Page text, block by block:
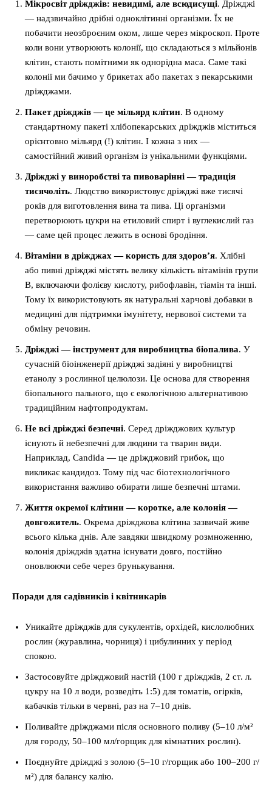
Мікросвіт дріжджів: невидимі, але всюдисущі. Дріжджі
— надзвичайно дрібні одноклітинні організми. Їх не
побачити неозброєним оком, лише через мікроскоп. Проте
коли вони утворюють колонії, що складаються з мільйонів
клітин, стають помітними як однорідна маса. Саме такі
колонії ми бачимо у брикетах або пакетах з пекарськими
дріжджами.
Пакет дріжджів — це мільярд клітин. В одному
стандартному пакеті хлібопекарських дріжджів міститься
орієнтовно мільярд (!) клітин. І кожна з них —
самостійний живий організм із унікальними функціями.
Дріжджі у виноробстві та пивоварінні — традиція
тисячоліть. Людство використовує дріжджі вже тисячі
років для виготовлення вина та пива. Ці організми
перетворюють цукри на етиловий спирт і вуглекислий газ
— саме цей процес лежить в основі бродіння.
Вітаміни в дріжджах — користь для здоров’я. Хлібні
або пивні дріжджі містять велику кількість вітамінів групи
B, включаючи фолієву кислоту, рибофлавін, тіамін та інші.
Тому їх використовують як натуральні харчові добавки в
медицині для підтримки імунітету, нервової системи та
обміну речовин.
Дріжджі — інструмент для виробництва біопалива. У
сучасній біоінженерії дріжджі задіяні у виробництві
етанолу з рослинної целюлози. Це основа для створення
біопального пального, що є екологічною альтернативою
традиційним нафтопродуктам.
Не всі дріжджі безпечні. Серед дріжджових культур
існують й небезпечні для людини та тварин види.
Наприклад, Candida — це дріжджовий грибок, що
викликає кандидоз. Тому під час біотехнологічного
використання важливо обирати лише безпечні штами.
Життя окремої клітини — коротке, але колонія —
довгожитель. Окрема дріжджова клітина зазвичай живе
всього кілька днів. Але завдяки швидкому розмноженню,
колонія дріжджів здатна існувати довго, постійно
оновлюючи себе через брунькування.
Поради для садівників і квітникарів
Уникайте дріжджів для сукулентів, орхідей, кислолюбних
рослин (журавлина, чорниця) і цибулинних у період
спокою.
Застосовуйте дріжджовий настій (100 г дріжджів, 2 ст. л.
цукру на 10 л води, розведіть 1:5) для томатів, огірків,
кабачків тільки в червні, раз на 7–10 днів.
Поливайте дріжджами після основного поливу (5–10 л/м²
для городу, 50–100 мл/горщик для кімнатних рослин).
Поєднуйте дріжджі з золою (5–10 г/горщик або 100–200 г/
м²) для балансу калію.